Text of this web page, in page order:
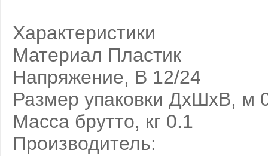
Характеристики
Материал Пластик
Напряжение, В 12/24
Размер упаковки ДхШхВ, м
Масса брутто, кг 0.1
Производитель: